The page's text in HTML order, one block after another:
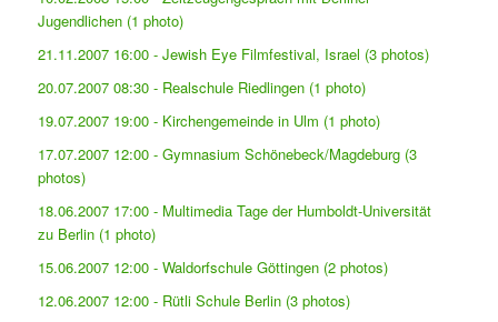
Jugendlichen (1 photo)
21.11.2007 16:00 - Jewish Eye Filmfestival, Israel (3 photos)
20.07.2007 08:30 - Realschule Riedlingen (1 photo)
19.07.2007 19:00 - Kirchengemeinde in Ulm (1 photo)
17.07.2007 12:00 - Gymnasium Schönebeck/Magdeburg (3
photos)
18.06.2007 17:00 - Multimedia Tage der Humboldt-Universität
zu Berlin (1 photo)
15.06.2007 12:00 - Waldorfschule Göttingen (2 photos)
12.06.2007 12:00 - Rütli Schule Berlin (3 photos)